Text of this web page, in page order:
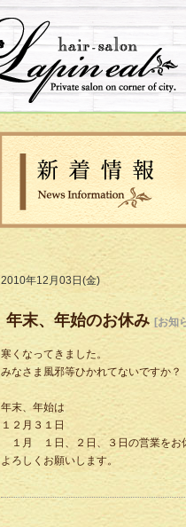
2010年12月03日(金)
年末、年始のお休み [お知
寒くなってきました。
みなさま風邪等ひかれてないですか？
年末、年始は
１２月３１日
１月 １日、２日、３日の営業をお
よろしくお願いします。